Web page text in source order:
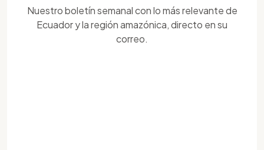
Nuestro boletín semanal con lo más relevante de
Ecuador y la región amazónica, directo en su
correo.